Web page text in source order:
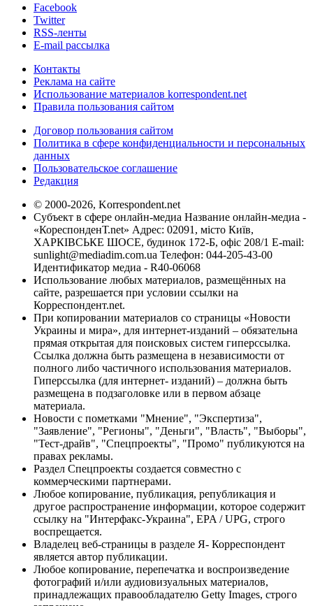
Facebook
Twitter
RSS-ленты
E-mail рассылка
Контакты
Реклама на сайте
Использование материалов korrespondent.net
Правила пользования сайтом
Договор пользования сайтом
Политика в сфере конфиденциальности и персональных
данных
Пользовательское соглашение
Редакция
© 2000-2026, Korrespondent.net
Субъект в сфере онлайн-медиа Название онлайн-медиа -
«КореспонденТ.net» Адрес: 02091, місто Київ,
ХАРКІВСЬКЕ ШОСЕ, будинок 172-Б, офіс 208/1 E-mail:
sunlight@mediadim.com.ua Телефон: 044-205-43-00
Идентификатор медиа - R40-06068
Использование любых материалов, размещённых на
сайте, разрешается при условии ссылки на
Корреспондент.net.
При копировании материалов со страницы «Новости
Украины и мира», для интернет-изданий – обязательна
прямая открытая для поисковых систем гиперссылка.
Ссылка должна быть размещена в независимости от
полного либо частичного использования материалов.
Гиперссылка (для интернет- изданий) – должна быть
размещена в подзаголовке или в первом абзаце
материала.
Новости с пометками "Мнение", "Экспертиза",
"Заявление", "Регионы", "Деньги", "Власть", "Выборы",
"Тест-драйв", "Спецпроекты", "Промо" публикуются на
правах рекламы.
Раздел Спецпроекты создается совместно с
коммерческими партнерами.
Любое копирование, публикация, републикация и
другое распространение информации, которое содержит
ссылку на "Интерфакс-Украина", EPA / UPG, строго
воспрещается.
Владелец веб-страницы в разделе Я- Корреспондент
является автор публикации.
Любое копирование, перепечатка и воспроизведение
фотографий и/или аудиовизуальных материалов,
принадлежащих правообладателю Getty Images, строго